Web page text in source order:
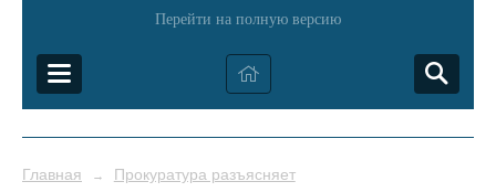
Перейти на полную версию
Главная → Прокуратура разъясняет